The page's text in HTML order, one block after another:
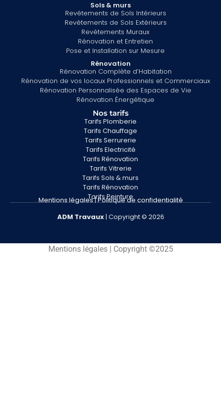
Sols & murs
Revêtements de Sols Intérieurs
Revêtements de Sols Extérieurs
Revêtements Muraux
Rénovation et Entretien
Pose et Installation sur Mesure
Rénovation
Rénovation Complète d’Habitation
Rénovation de vos locaux Professionnels et Commerciaux
Rénovation Personnalisée des Espaces de Vie
Rénovation Énergétique
Nos tarifs
Tarifs Plomberie
Tarifs Chauffage
Tarifs Serrurerie
Tarifs Electricité
Tarifs Rénovation
Tarifs Vitrerie
Tarifs Sols & murs
Tarifs Rénovation
Tarifs Peinture
Mentions légales|Politique de confidentialité
ADM Travaux| Copyright © 2026
Mentions légales | Copyright ©2025